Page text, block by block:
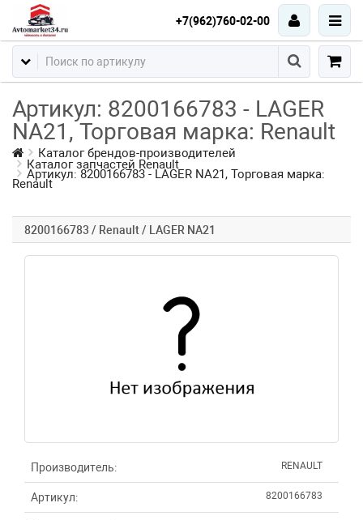
+7(962)760-02-00
Артикул: 8200166783 - LAGER
NA21, Торговая марка: Renault
Каталог брендов-производителей
Каталог запчастей Renault
Артикул: 8200166783 - LAGER NA21, Торговая марка:
Renault
8200166783 / Renault / LAGER NA21
Производитель: RENAULT
Артикул: 8200166783